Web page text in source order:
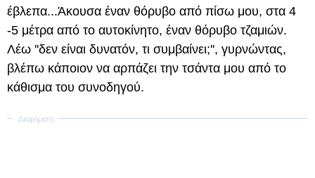
έβλεπα...Άκουσα έναν θόρυβο από πίσω μου, στα 4
-5 μέτρα από το αυτοκίνητο, έναν θόρυβο τζαμιών.
Λέω ''δεν είναι δυνατόν, τι συμβαίνει;'', γυρνώντας,
βλέπω κάποιον να αρπάζει την τσάντα μου από το
κάθισμα του συνοδηγού.